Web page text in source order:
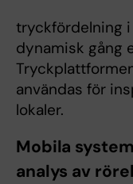
tryckfördelning
dynamisk gång
användas för
lokaler.
Mobila
analys av